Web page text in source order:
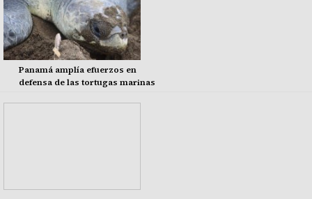
Panamá amplía efuerzos en
defensa de las tortugas marinas